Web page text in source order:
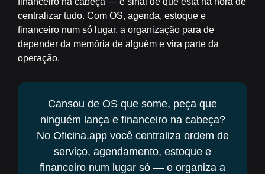
centralizar tudo. Com OS, agenda, estoque e
financeiro num só lugar, a organização para de
depender da memória de alguém e vira parte da
operação.
Cansou de OS que some, peça que
ninguém lança e financeiro na cabeça?
No Oficina.app você centraliza ordem de
serviço, agendamento, estoque e
financeiro num lugar só — e organiza a